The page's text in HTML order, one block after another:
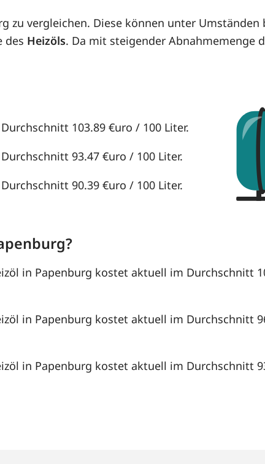
zu vergleichen. Diese können unter Umständen
des Heizöls. Da mit steigender Abnahmemenge
103.89 €uro / 100 Liter.
93.47 €uro / 100 Liter.
90.39 €uro / 100 Liter.
in Papenburg kostet aktuell im Durchschnitt
in Papenburg kostet aktuell im Durchschnitt
in Papenburg kostet aktuell im Durchschnitt